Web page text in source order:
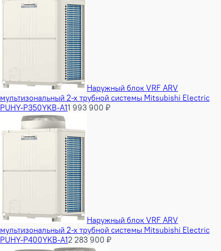
Наружный блок VRF ARV
мультизональный 2-х трубной системы Mitsubishi Electric
PUHY-P350YKB-A11 993 900 ₽
Наружный блок VRF ARV
мультизональный 2-х трубной системы Mitsubishi Electric
PUHY-P400YKB-A12 283 900 ₽